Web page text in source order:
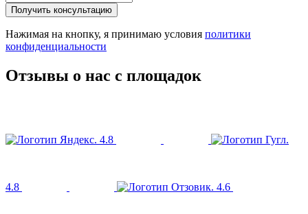
Получить консультацию
Нажимая на кнопку, я принимаю условия политики
конфиденциальности
Отзывы о нас с площадок
4.8
4.8 4.6